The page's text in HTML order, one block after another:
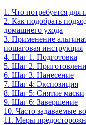
1. Что потребуется
2. Как подобрать
домашнего ухода
3. Применение
пошаговая инструкция
4. Шаг 1. Подготовка
5. Шаг 2.
6. Шаг 3. Нанесение
7. Шаг 4: Экспозиция
8. Шаг 5: Снятие маски
9. Шаг 6: Завершение
10. Часто задаваемые
11. Меры